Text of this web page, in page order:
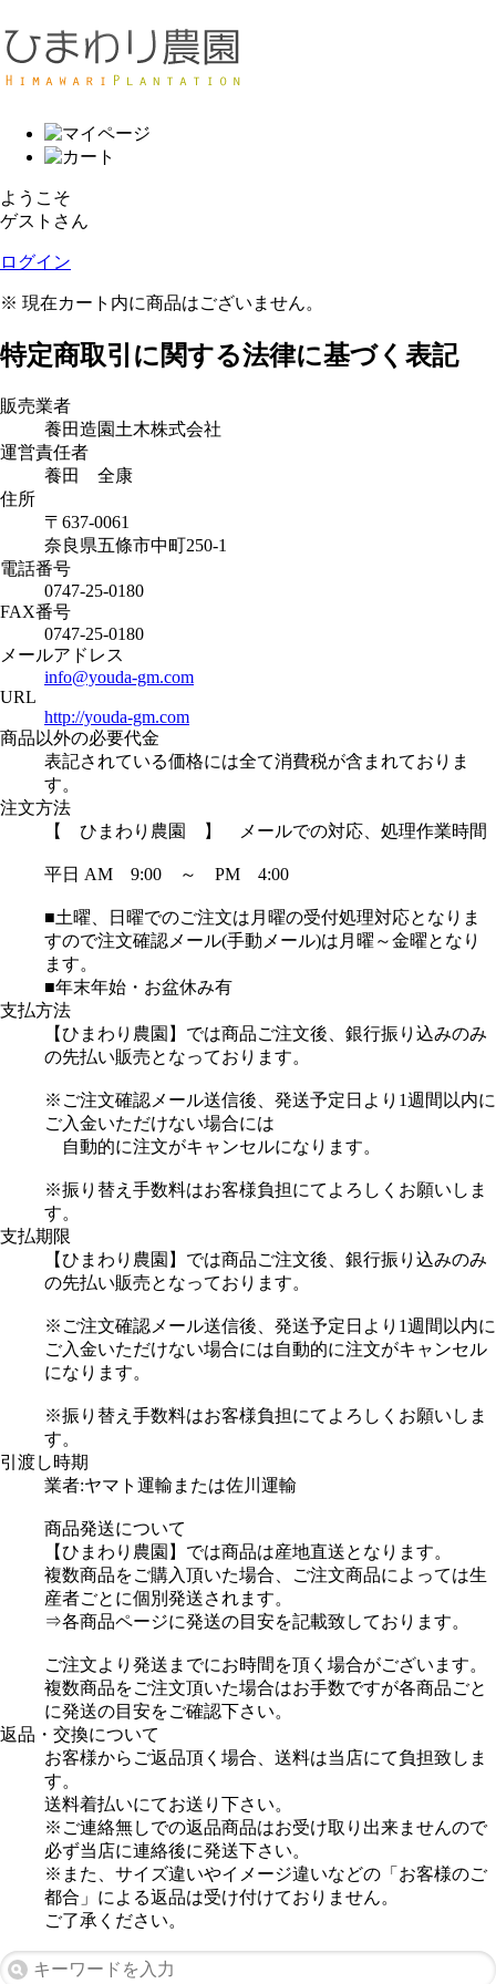
ようこそ
ゲストさん
ログイン
※ 現在カート内に商品はございません。
特定商取引に関する法律に基づく表記
販売業者
養田造園土木株式会社
運営責任者
養田 全康
住所
〒637-0061
奈良県五條市中町250-1
電話番号
0747-25-0180
FAX番号
0747-25-0180
メールアドレス
info@youda-gm.com
URL
http://youda-gm.com
商品以外の必要代金
表記されている価格には全て消費税が含まれておりま
す。
注文方法
【 ひまわり農園 】 メールでの対応、処理作業時間
平日 AM 9:00 ～ PM 4:00
■土曜、日曜でのご注文は月曜の受付処理対応となりま
すので注文確認メール(手動メール)は月曜～金曜となり
ます。
■年末年始・お盆休み有
支払方法
【ひまわり農園】では商品ご注文後、銀行振り込みのみ
の先払い販売となっております。
※ご注文確認メール送信後、発送予定日より1週間以内に
ご入金いただけない場合には
自動的に注文がキャンセルになります。
※振り替え手数料はお客様負担にてよろしくお願いしま
す。
支払期限
【ひまわり農園】では商品ご注文後、銀行振り込みのみ
の先払い販売となっております。
※ご注文確認メール送信後、発送予定日より1週間以内に
ご入金いただけない場合には自動的に注文がキャンセル
になります。
※振り替え手数料はお客様負担にてよろしくお願いしま
す。
引渡し時期
業者:ヤマト運輸または佐川運輸
商品発送について
【ひまわり農園】では商品は産地直送となります。
複数商品をご購入頂いた場合、ご注文商品によっては生
産者ごとに個別発送されます。
⇒各商品ページに発送の目安を記載致しております。
ご注文より発送までにお時間を頂く場合がございます。
複数商品をご注文頂いた場合はお手数ですが各商品ごと
に発送の目安をご確認下さい。
返品・交換について
お客様からご返品頂く場合、送料は当店にて負担致しま
す。
送料着払いにてお送り下さい。
※ご連絡無しでの返品商品はお受け取り出来ませんので
必ず当店に連絡後に発送下さい。
※また、サイズ違いやイメージ違いなどの「お客様のご
都合」による返品は受け付けておりません。
ご了承ください。